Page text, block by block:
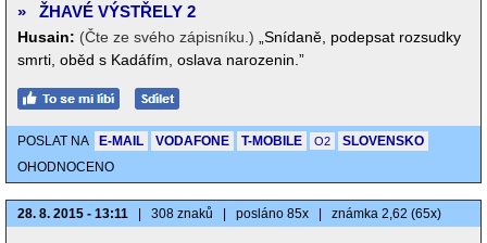
» ŽHAVÉ VÝSTŘELY 2
Husain: (Čte ze svého zápisníku.)
„Snídaně, podepsat rozsudky
smrti, oběd s Kadáfím, oslava narozenin.”
POSLAT NA E-MAIL VODAFONE T-MOBILE O2
SLOVENSKO
OHODNOCENO
28. 8. 2015 - 13:11 308 znaků posláno 85x známka 2,62 (65x)